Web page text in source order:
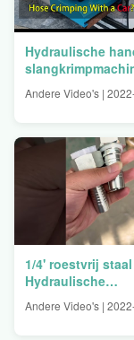
Hydraulische
Mobiele auto-accu
Andere Video's |
1/4' roestvrij staal
Hydraulische
slangbehangen
ORFS Vrouwelijk
Andere Video's |